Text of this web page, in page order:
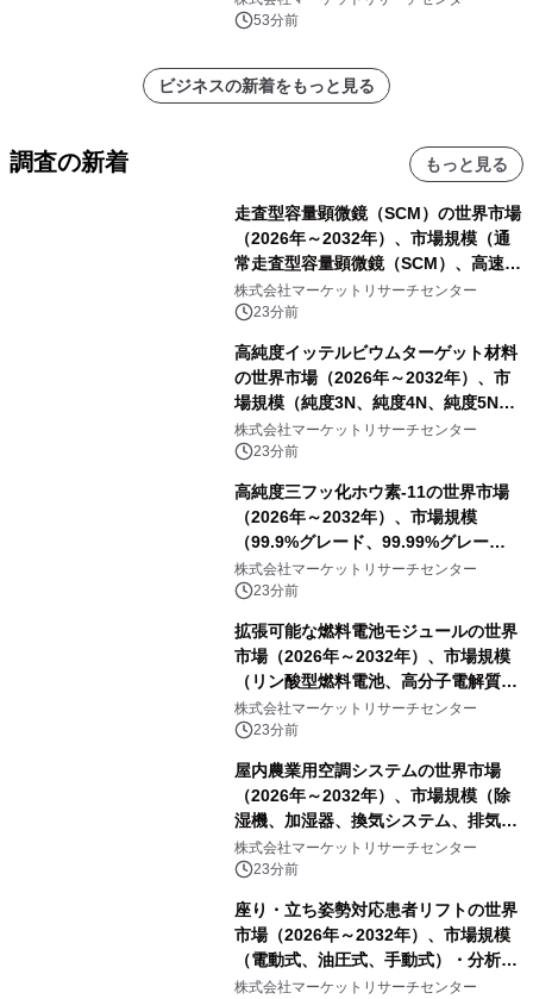
53分前
ビジネスの新着をもっと見る
調査の新着 もっと見る
走査型容量顕微鏡（SCM）の世界市場
（2026年～2032年）、市場規模（通
常走査型容量顕微鏡（SCM）、高速走
査型容量顕微鏡（SCM））・分析レポ
ートを発表
株式会社マーケットリサーチセンター
23分前
高純度イッテルビウムターゲット材料
の世界市場（2026年～2032年）、市
場規模（純度3N、純度4N、純度5N、
その他）・分析レポートを発表
株式会社マーケットリサーチセンター
23分前
高純度三フッ化ホウ素-11の世界市場
（2026年～2032年）、市場規模
（99.9%グレード、99.99%グレー
ド）・分析レポートを発表
株式会社マーケットリサーチセンター
23分前
拡張可能な燃料電池モジュールの世界
市場（2026年～2032年）、市場規模
（リン酸型燃料電池、高分子電解質膜
型燃料電池）・分析レポートを発表
株式会社マーケットリサーチセンター
23分前
屋内農業用空調システムの世界市場
（2026年～2032年）、市場規模（除
湿機、加湿器、換気システム、排気フ
ァン、空気循環システム）・分析レポ
ートを発表
株式会社マーケットリサーチセンター
23分前
座り・立ち姿勢対応患者リフトの世界
市場（2026年～2032年）、市場規模
（電動式、油圧式、手動式）・分析レ
ポートを発表
株式会社マーケットリサーチセンター